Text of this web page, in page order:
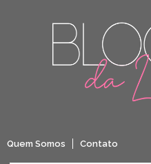
Quem Somos Contato